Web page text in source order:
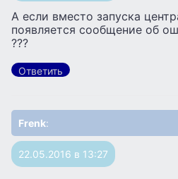
А если вместо запуска
появляется сообщение об
???
Ответить
Frenk:
22.05.2016 в 13:27